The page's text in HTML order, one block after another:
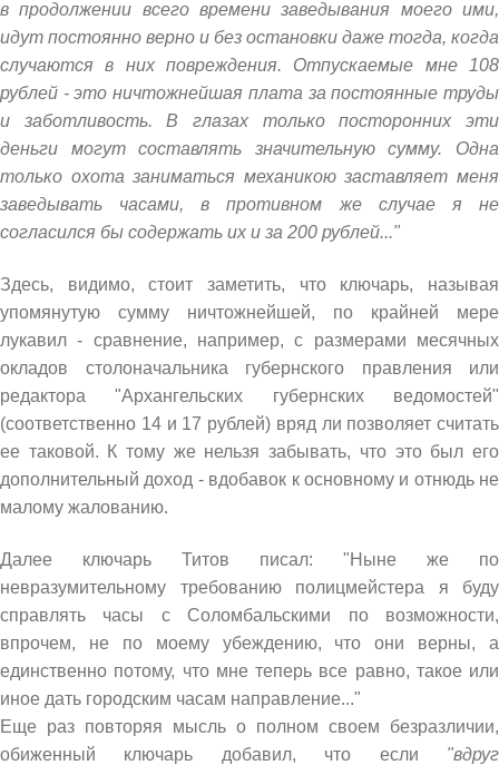
в продолжении всего времени заведывания моего ими,
идут постоянно верно и без остановки даже тогда, когда
случаются в них повреждения. Отпускаемые мне 108
рублей - это ничтожнейшая плата за постоянные труды
и заботливость. В глазах только посторонних эти
деньги могут составлять значительную сумму. Одна
только охота заниматься механикою заставляет меня
заведывать часами, в противном же случае я не
согласился бы содержать их и за 200 рублей..."
Здесь, видимо, стоит заметить, что ключарь, называя
упомянутую сумму ничтожнейшей, по крайней мере
лукавил - сравнение, например, с размерами месячных
окладов столоначальника губернского правления или
редактора "Архангельских губернских ведомостей"
(соответственно 14 и 17 рублей) вряд ли позволяет считать
ее таковой. К тому же нельзя забывать, что это был его
дополнительный доход - вдобавок к основному и отнюдь не
малому жалованию.
Далее ключарь Титов писал: "Ныне же по
невразумительному требованию полицмейстера я буду
справлять часы с Соломбальскими по возможности,
впрочем, не по моему убеждению, что они верны, а
единственно потому, что мне теперь все равно, такое или
иное дать городским часам направление..."
Еще раз повторяя мысль о полном своем безразличии,
обиженный ключарь добавил, что если "вдруг